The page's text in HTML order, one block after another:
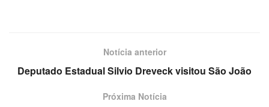
Notícia anterior
Deputado Estadual Silvio Dreveck visitou São João
Próxima Notícia